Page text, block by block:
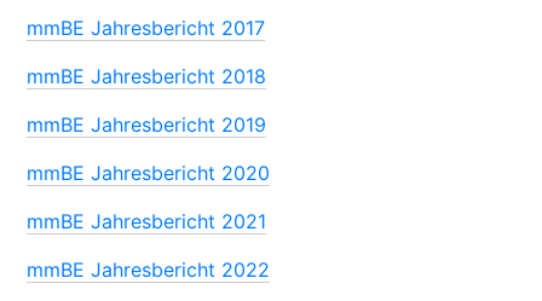
mmBE Jahresbericht 2017
mmBE Jahresbericht 2018
mmBE Jahresbericht 2019
mmBE Jahresbericht 2020
mmBE Jahresbericht 2021
mmBE Jahresbericht 2022